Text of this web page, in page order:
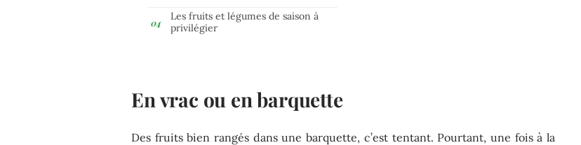
Les fruits et légumes de saison à
privilégier
En vrac ou en barquette
Des fruits bien rangés dans une barquette, c’est tentant. Pourtant, une fois à la